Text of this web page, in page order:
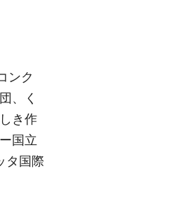
ンク
、く
き作
国立
タ国際